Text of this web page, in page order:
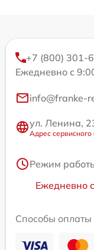
+7 (800) 301-
Ежедневно с
info@franke-
ул. Ленина,
Адрес сервисного
Режим
Ежедневно
Способы оплаты